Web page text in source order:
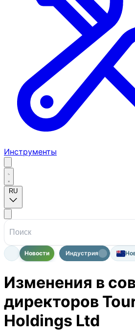
Инструменты
RU
Новости Индустрия
Изменения в
директоров
Holdings Ltd